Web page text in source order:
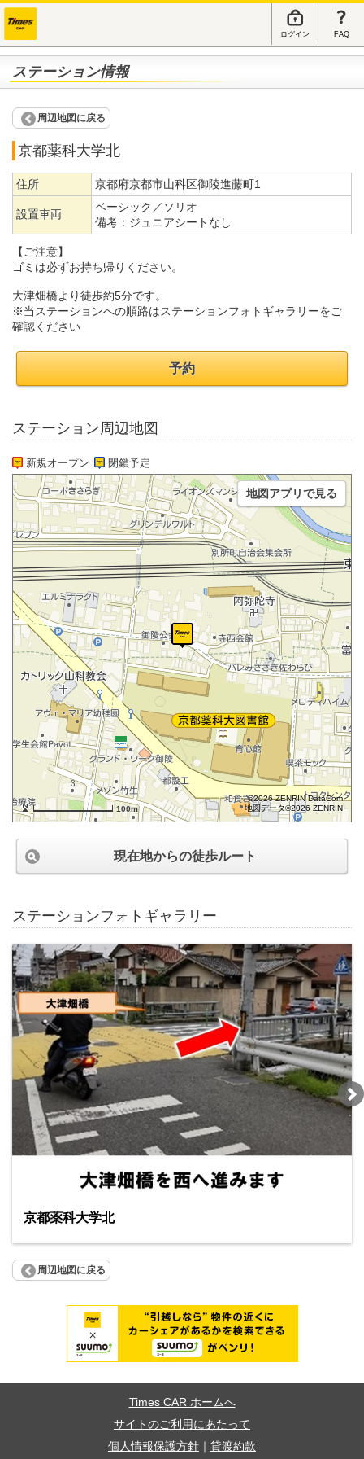
ログイン FAQ
ステーション情報
周辺地図に戻る
京都薬科大学北
住所 京都府京都市山科区御陵進藤町1
設置車両
ベーシック／ソリオ
備考： ジュニアシートなし
【ご注意】
ゴミは必ずお持ち帰りください。
大津畑橋より徒歩約5分です。
※当ステーションへの順路はステーションフォトギャラリーをご
確認ください
予約
ステーション周辺地図
新規オープン 閉鎖予定
100m
©2026 ZENRIN DataCom
地図データ©2026 ZENRIN
地図アプリで見る
現在地からの徒歩ルート
ステーションフォトギャラリー
京都薬科大学北
周辺地図に戻る
Times CAR ホームへ
サイトのご利用にあたって
個人情報保護方針
貸渡約款